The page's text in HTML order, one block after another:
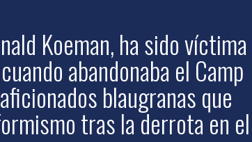
Koeman, ha sido víctima
abandonaba el Camp
blaugranas que
tras la derrota en el